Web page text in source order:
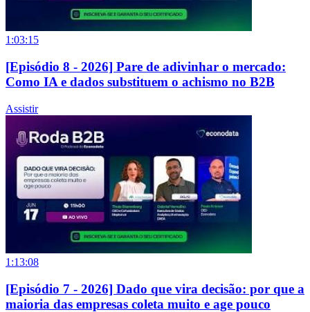
1:03:15
[Episódio 8 - 2026] Pare de adivinhar o mercado:
Como IA e dados substituem o achismo no B2B
Assistir
1:13:08
[Episódio 7 - 2026] Dado que vira decisão: por que a
maioria das empresas coleta muito e age pouco